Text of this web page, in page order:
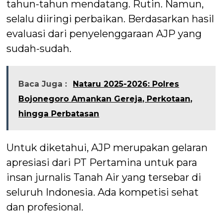
tahun-tahun mendatang. Rutin. Namun,
selalu diiringi perbaikan. Berdasarkan hasil
evaluasi dari penyelenggaraan AJP yang
sudah-sudah.
Baca Juga :
Nataru 2025-2026: Polres
Bojonegoro Amankan Gereja, Perkotaan,
hingga Perbatasan
Untuk diketahui, AJP merupakan gelaran
apresiasi dari PT Pertamina untuk para
insan jurnalis Tanah Air yang tersebar di
seluruh Indonesia. Ada kompetisi sehat
dan profesional.